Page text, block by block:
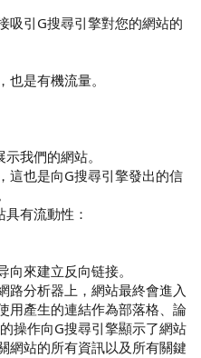
吸引G搜尋引擎對您的網站的
是有機流量。
我們的網站。
這也是向G搜尋引擎發出的信
有流動性：
來建立反向链接。
路分析器上，網站最終會進入
用產生的連結作為部落格、論
操作向G搜尋引擎顯示了網站
網站的所有資訊以及所有關鍵